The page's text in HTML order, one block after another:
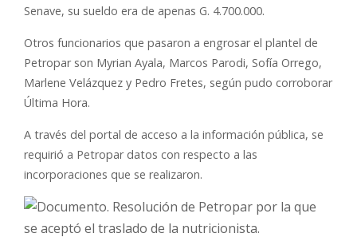
Senave, su sueldo era de apenas G. 4.700.000.
Otros funcionarios que pasaron a engrosar el plantel de
Petropar son Myrian Ayala, Marcos Parodi, Sofía Orrego,
Marlene Velázquez y Pedro Fretes, según pudo corroborar
Última Hora.
A través del portal de acceso a la información pública, se
requirió a Petropar datos con respecto a las
incorporaciones que se realizaron.